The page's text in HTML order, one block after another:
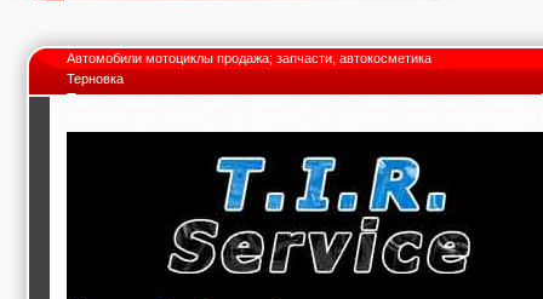
Окна, стекло,
витражи, входные
группы, двери,
тренинги, семинары,
квалификации
Промышленное
оборудование:
заводы, предприятия,
Автомобили мотоциклы продажа; запчасти, автокосметика
Терновка
Техническая помощь на дороге для грузовых авто в пригороде